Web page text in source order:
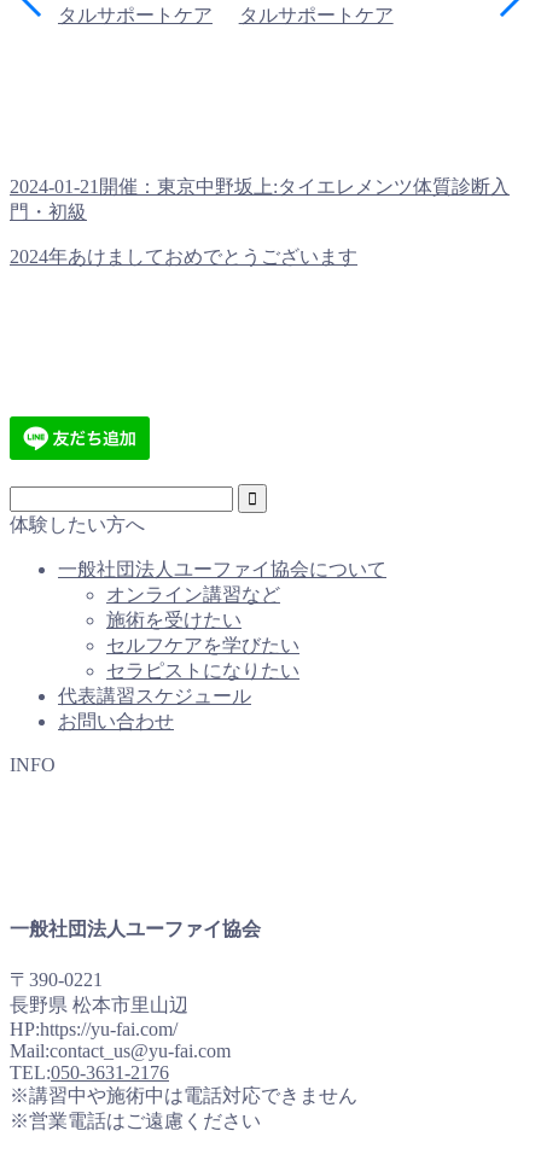
タルサポートケア
タルサポートケア
2024-01-21開催：東京中野坂上:タイエレメンツ体質診断入
門・初級
2024年あけましておめでとうございます
体験したい方へ
一般社団法人ユーファイ協会について
オンライン講習など
施術を受けたい
セルフケアを学びたい
セラピストになりたい
代表講習スケジュール
お問い合わせ
INFO
一般社団法人ユーファイ協会
〒390-0221
長野県 松本市里山辺
HP:https://yu-fai.com/
Mail:contact_us@yu-fai.com
TEL:050-3631-2176
※講習中や施術中は電話対応できません
※営業電話はご遠慮ください